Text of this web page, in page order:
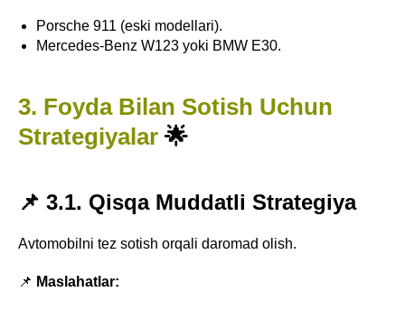
Porsche 911 (eski modellari).
Mercedes-Benz W123 yoki BMW E30.
3. Foyda Bilan Sotish Uchun
Strategiyalar 🌟
📌 3.1. Qisqa Muddatli Strategiya
Avtomobilni tez sotish orqali daromad olish.
📌 Maslahatlar: